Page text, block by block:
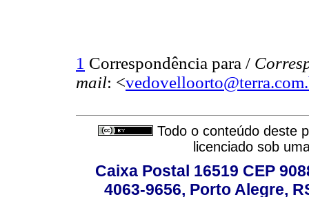
1 Correspondência para /
mail: <
Todo o conteúdo deste
licenciado sob
Caixa Postal 16519 CEP
4063-9656, Porto Alegre,